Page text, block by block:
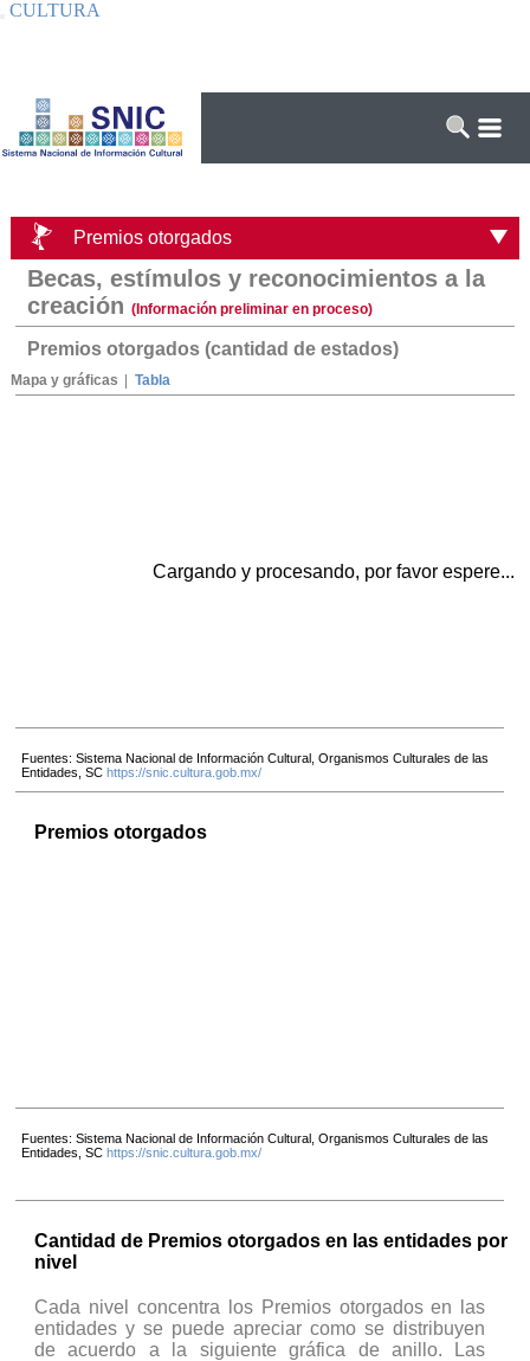
CULTURA
Premios otorgados
Becas, estímulos y reconocimientos a la
creación (Información preliminar en proceso)
Premios otorgados (cantidad de estados)
Mapa y gráficas Tabla
Cargando y procesando, por favor espere...
Fuentes: Sistema Nacional de Información Cultural, Organismos Culturales de las
Entidades, SChttps://snic.cultura.gob.mx/
Premios otorgados
Fuentes: Sistema Nacional de Información Cultural, Organismos Culturales de las
Entidades, SChttps://snic.cultura.gob.mx/
Cantidad de Premios otorgados en las entidades por
nivel
Cada nivel concentra los Premios otorgados en las
entidades y se puede apreciar como se distribuyen
de acuerdo a la siguiente gráfica de anillo. Las